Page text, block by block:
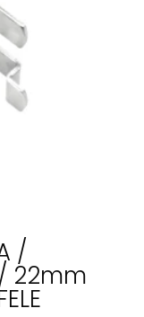
/
/ 22mm